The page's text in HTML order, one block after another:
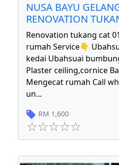
NUSA BAYU
RENOVATION
Renovation tukang cat
rumah Service👇
kedai Ubahsuai
Plaster ceiling,cornice
Mengecat rumah Call
un...
RM 1,600